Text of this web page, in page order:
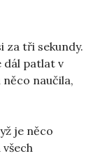
za tři sekundy.
dál patlat v
naučila,
je něco